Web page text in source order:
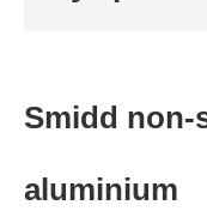
Smidd non-
aluminium